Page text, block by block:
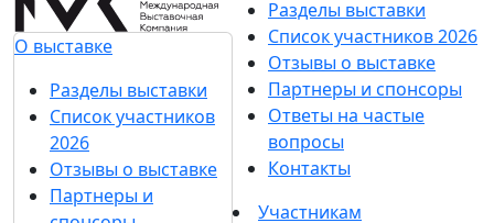
О выставке
Разделы выставки
Список участников
2026
Отзывы о выставке
Партнеры и
Разделы выставки
Список участников 2026
Отзывы о выставке
Партнеры и спонсоры
Ответы на частые
вопросы
Контакты
Участникам